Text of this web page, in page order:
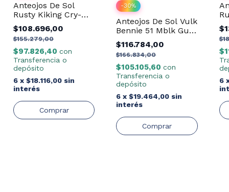
Anteojos De Sol
Rusty Kiking Cry-
Demi/Drlb20 Pol.
$108.696,00
$155.279,00
$97.826,40 con
Transferencia o
depósito
6 x $18.116,00 sin
interés
-30%
Anteojos De Sol Vulk
Bennie 51 Mblk Gun
Revo Rose
$116.784,00
$166.834,00
$105.105,60con
Transferencia o
depósito
6 x$19.464,00 sin
interés
6